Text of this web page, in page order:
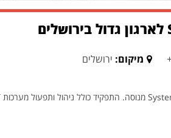
מיקום: ירושלים